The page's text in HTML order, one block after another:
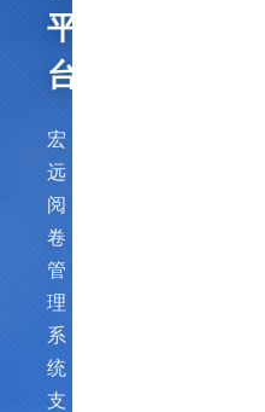
平
台
宏
远
阅
卷
管
理
系
统，
支